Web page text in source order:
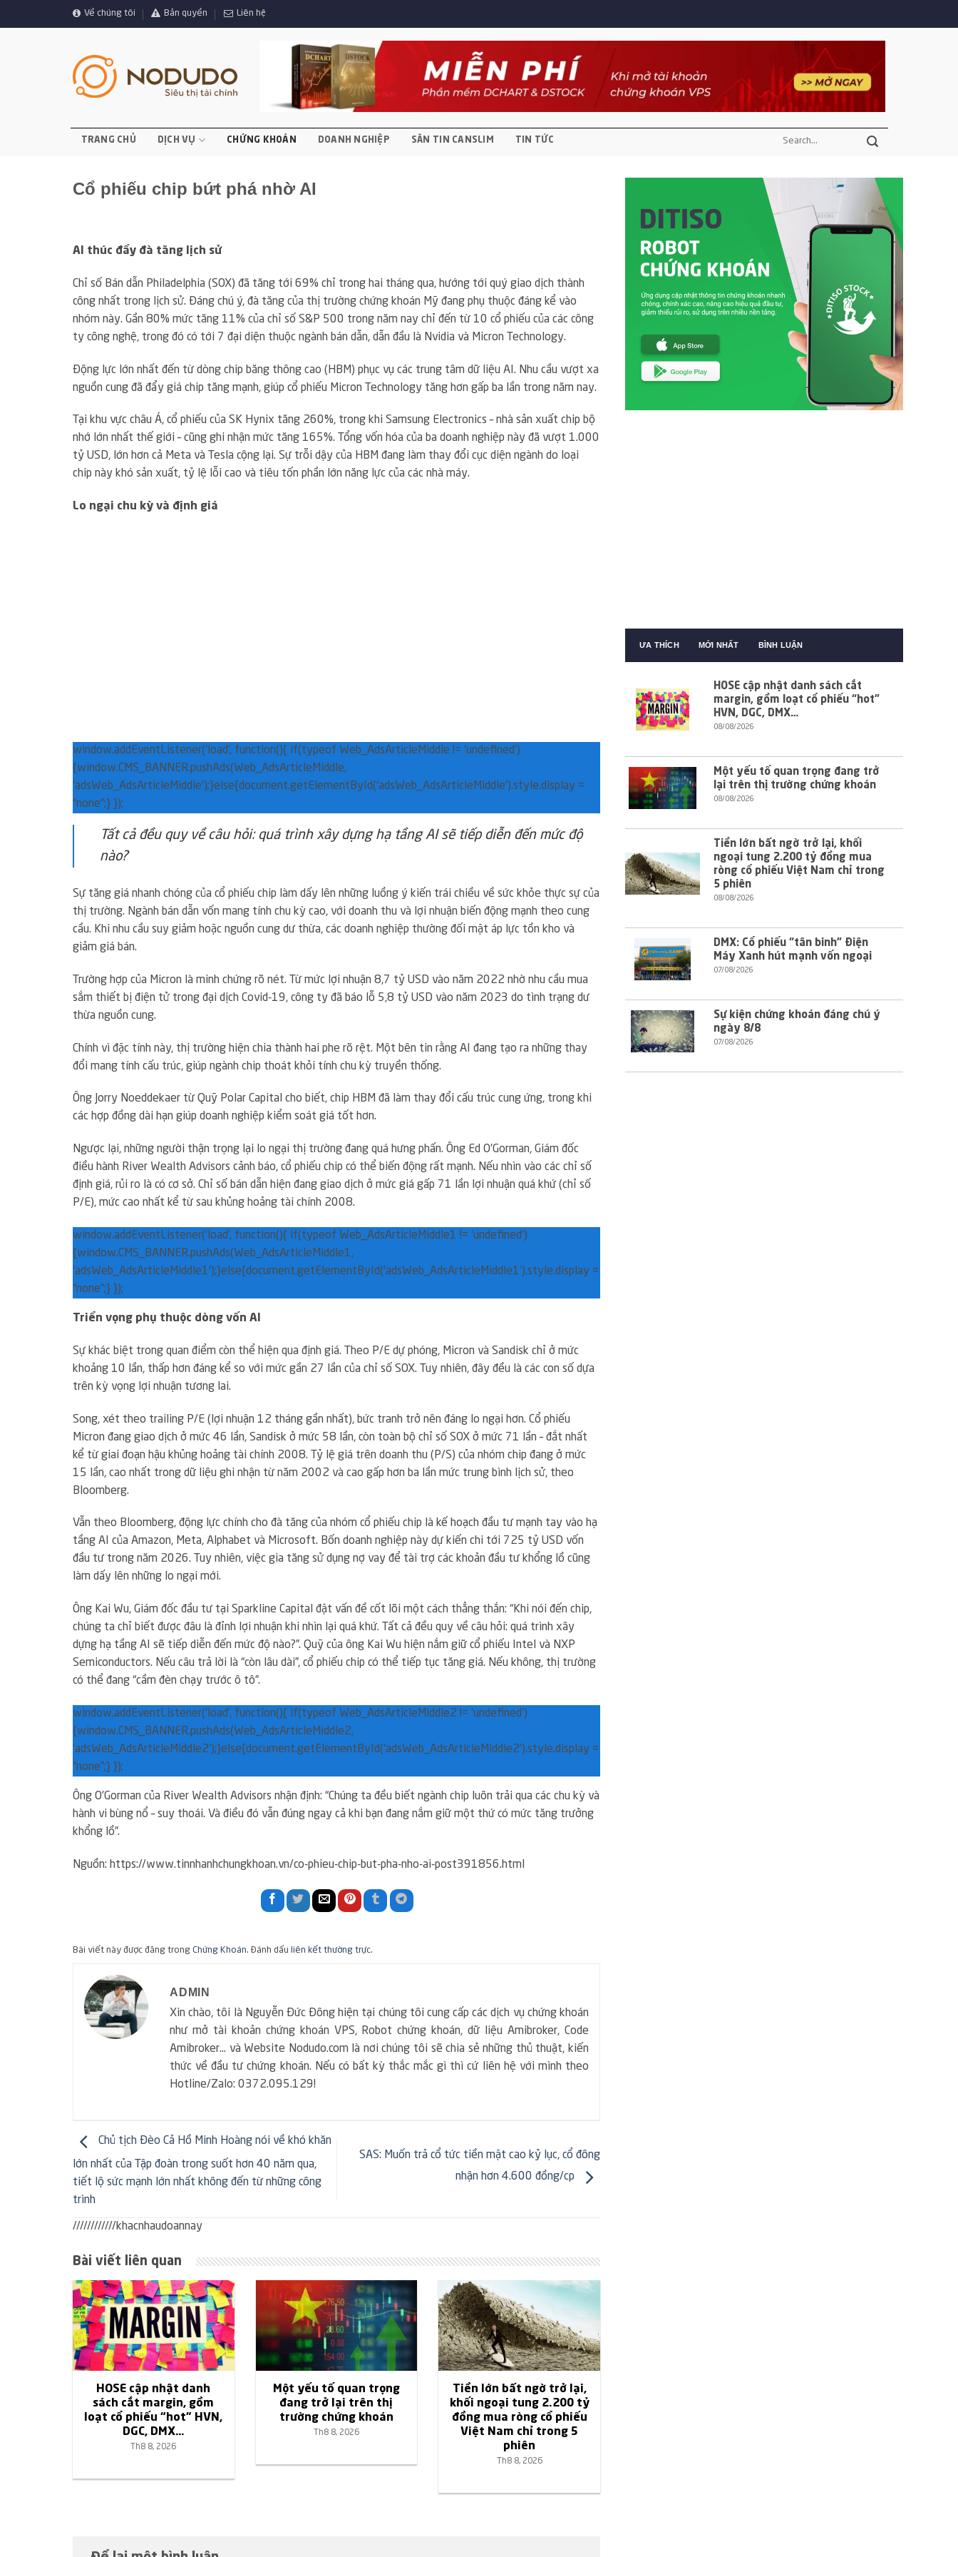
qua
Về chúng tôi Bản quyền Liên hệ
TRANG CHỦ DỊCH VỤ CHỨNG KHOÁN DOANH NGHIỆP SĂN TIN CANSLIM TIN TỨC
Cổ phiếu chip bứt phá nhờ AI
AI thúc đẩy đà tăng lịch sử
Chỉ số Bán dẫn Philadelphia (SOX) đã tăng tới 69% chỉ trong hai tháng qua, hướng tới quý giao dịch thành
công nhất trong lịch sử. Đáng chú ý, đà tăng của thị trường chứng khoán Mỹ đang phụ thuộc đáng kể vào
nhóm này. Gần 80% mức tăng 11% của chỉ số S&P 500 trong năm nay chỉ đến từ 10 cổ phiếu của các công
ty công nghệ, trong đó có tới 7 đại diện thuộc ngành bán dẫn, dẫn đầu là Nvidia và Micron Technology.
Động lực lớn nhất đến từ dòng chip băng thông cao (HBM) phục vụ các trung tâm dữ liệu AI. Nhu cầu vượt xa
nguồn cung đã đẩy giá chip tăng mạnh, giúp cổ phiếu Micron Technology tăng hơn gấp ba lần trong năm nay.
Tại khu vực châu Á, cổ phiếu của SK Hynix tăng 260%, trong khi Samsung Electronics – nhà sản xuất chip bộ
nhớ lớn nhất thế giới – cũng ghi nhận mức tăng 165%. Tổng vốn hóa của ba doanh nghiệp này đã vượt 1.000
tỷ USD, lớn hơn cả Meta và Tesla cộng lại. Sự trỗi dậy của HBM đang làm thay đổi cục diện ngành do loại
chip này khó sản xuất, tỷ lệ lỗi cao và tiêu tốn phần lớn năng lực của các nhà máy.
Lo ngại chu kỳ và định giá
window.addEventListener(‘load’, function(){ if(typeof Web_AdsArticleMiddle != ‘undefined’)
{window.CMS_BANNER.pushAds(Web_AdsArticleMiddle,
‘adsWeb_AdsArticleMiddle’);}else{document.getElementById(‘adsWeb_AdsArticleMiddle’).style.display =
“none”;} });
Tất cả đều quy về câu hỏi: quá trình xây dựng hạ tầng AI sẽ tiếp diễn đến mức độ
nào?
Sự tăng giá nhanh chóng của cổ phiếu chip làm dấy lên những luồng ý kiến trái chiều về sức khỏe thực sự của
thị trường. Ngành bán dẫn vốn mang tính chu kỳ cao, với doanh thu và lợi nhuận biến động mạnh theo cung
cầu. Khi nhu cầu suy giảm hoặc nguồn cung dư thừa, các doanh nghiệp thường đối mặt áp lực tồn kho và
giảm giá bán.
Trường hợp của Micron là minh chứng rõ nét. Từ mức lợi nhuận 8,7 tỷ USD vào năm 2022 nhờ nhu cầu mua
sắm thiết bị điện tử trong đại dịch Covid-19, công ty đã báo lỗ 5,8 tỷ USD vào năm 2023 do tình trạng dư
thừa nguồn cung.
Chính vì đặc tính này, thị trường hiện chia thành hai phe rõ rệt. Một bên tin rằng AI đang tạo ra những thay
đổi mang tính cấu trúc, giúp ngành chip thoát khỏi tính chu kỳ truyền thống.
Ông Jorry Noeddekaer từ Quỹ Polar Capital cho biết, chip HBM đã làm thay đổi cấu trúc cung ứng, trong khi
các hợp đồng dài hạn giúp doanh nghiệp kiểm soát giá tốt hơn.
Ngược lại, những người thận trọng lại lo ngại thị trường đang quá hưng phấn. Ông Ed O’Gorman, Giám đốc
điều hành River Wealth Advisors cảnh báo, cổ phiếu chip có thể biến động rất mạnh. Nếu nhìn vào các chỉ số
định giá, rủi ro là có cơ sở. Chỉ số bán dẫn hiện đang giao dịch ở mức giá gấp 71 lần lợi nhuận quá khứ (chỉ số
P/E), mức cao nhất kể từ sau khủng hoảng tài chính 2008.
window.addEventListener(‘load’, function(){ if(typeof Web_AdsArticleMiddle1 != ‘undefined’)
{window.CMS_BANNER.pushAds(Web_AdsArticleMiddle1,
‘adsWeb_AdsArticleMiddle1’);}else{document.getElementById(‘adsWeb_AdsArticleMiddle1’).style.display =
“none”;} });
Triển vọng phụ thuộc dòng vốn AI
Sự khác biệt trong quan điểm còn thể hiện qua định giá. Theo P/E dự phóng, Micron và Sandisk chỉ ở mức
khoảng 10 lần, thấp hơn đáng kể so với mức gần 27 lần của chỉ số SOX. Tuy nhiên, đây đều là các con số dựa
trên kỳ vọng lợi nhuận tương lai.
Song, xét theo trailing P/E (lợi nhuận 12 tháng gần nhất), bức tranh trở nên đáng lo ngại hơn. Cổ phiếu
Micron đang giao dịch ở mức 46 lần, Sandisk ở mức 58 lần, còn toàn bộ chỉ số SOX ở mức 71 lần – đắt nhất
kể từ giai đoạn hậu khủng hoảng tài chính 2008. Tỷ lệ giá trên doanh thu (P/S) của nhóm chip đang ở mức
15 lần, cao nhất trong dữ liệu ghi nhận từ năm 2002 và cao gấp hơn ba lần mức trung bình lịch sử, theo
Bloomberg.
Vẫn theo Bloomberg, động lực chính cho đà tăng của nhóm cổ phiếu chip là kế hoạch đầu tư mạnh tay vào hạ
tầng AI của Amazon, Meta, Alphabet và Microsoft. Bốn doanh nghiệp này dự kiến chi tới 725 tỷ USD vốn
đầu tư trong năm 2026. Tuy nhiên, việc gia tăng sử dụng nợ vay để tài trợ các khoản đầu tư khổng lồ cũng
làm dấy lên những lo ngại mới.
Ông Kai Wu, Giám đốc đầu tư tại Sparkline Capital đặt vấn đề cốt lõi một cách thẳng thắn: “Khi nói đến chip,
chúng ta chỉ biết được đâu là đỉnh lợi nhuận khi nhìn lại quá khứ. Tất cả đều quy về câu hỏi: quá trình xây
dựng hạ tầng AI sẽ tiếp diễn đến mức độ nào?”. Quỹ của ông Kai Wu hiện nắm giữ cổ phiếu Intel và NXP
Semiconductors. Nếu câu trả lời là “còn lâu dài”, cổ phiếu chip có thể tiếp tục tăng giá. Nếu không, thị trường
có thể đang “cầm đèn chạy trước ô tô”.
window.addEventListener(‘load’, function(){ if(typeof Web_AdsArticleMiddle2 != ‘undefined’)
{window.CMS_BANNER.pushAds(Web_AdsArticleMiddle2,
‘adsWeb_AdsArticleMiddle2’);}else{document.getElementById(‘adsWeb_AdsArticleMiddle2’).style.display =
“none”;} });
Ông O’Gorman của River Wealth Advisors nhận định: “Chúng ta đều biết ngành chip luôn trải qua các chu kỳ và
hành vi bùng nổ – suy thoái. Và điều đó vẫn đúng ngay cả khi bạn đang nắm giữ một thứ có mức tăng trưởng
khổng lồ”.
Nguồn: https://www.tinnhanhchungkhoan.vn/co-phieu-chip-but-pha-nho-ai-post391856.html
Bài viết này được đăng trong Chứng Khoán. Đánh dấu liên kết thường trực.
ADMIN
Xin chào, tôi là Nguyễn Đức Đông hiện tại chúng tôi cung cấp các dịch vụ chứng khoán
như mở tài khoản chứng khoán VPS, Robot chứng khoán, dữ liệu Amibroker, Code
Amibroker... và Website Nodudo.com là nơi chúng tôi sẽ chia sẻ những thủ thuật, kiến
thức về đầu tư chứng khoán. Nếu có bất kỳ thắc mắc gì thì cứ liên hệ với mình theo
Hotline/Zalo: 0372.095.129!
Chủ tịch Đèo Cả Hồ Minh Hoàng nói về khó khăn
lớn nhất của Tập đoàn trong suốt hơn 40 năm qua,
tiết lộ sức mạnh lớn nhất không đến từ những công
trình
SAS: Muốn trả cổ tức tiền mặt cao kỷ lục, cổ đông
nhận hơn 4.600 đồng/cp
////////////khacnhaudoannay
Bài viết liên quan
HOSE cập nhật danh
sách cắt margin, gồm
loạt cổ phiếu “hot” HVN,
DGC, DMX…
Th8 8, 2026
Một yếu tố quan trọng
đang trở lại trên thị
trường chứng khoán
Th8 8, 2026
Tiền lớn bất ngờ trở lại,
khối ngoại tung 2.200 tỷ
đồng mua ròng cổ phiếu
Việt Nam chỉ trong 5
phiên
Th8 8, 2026
ƯA THÍCH MỚI NHẤT BÌNH LUẬN
HOSE cập nhật danh sách cắt
margin, gồm loạt cổ phiếu “hot”
HVN, DGC, DMX…
08/08/2026
Một yếu tố quan trọng đang trở
lại trên thị trường chứng khoán
08/08/2026
Tiền lớn bất ngờ trở lại, khối
ngoại tung 2.200 tỷ đồng mua
ròng cổ phiếu Việt Nam chỉ trong
5 phiên
08/08/2026
DMX: Cổ phiếu “tân binh” Điện
Máy Xanh hút mạnh vốn ngoại
07/08/2026
Sự kiện chứng khoán đáng chú ý
ngày 8/8
07/08/2026